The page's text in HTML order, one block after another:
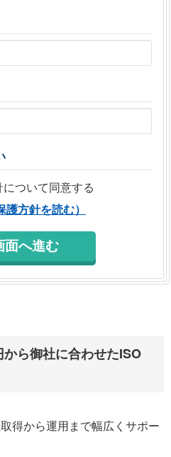
ついて同意する
護方針を読む）
ら御社に合わせたISO
得から運用まで幅広くサポー